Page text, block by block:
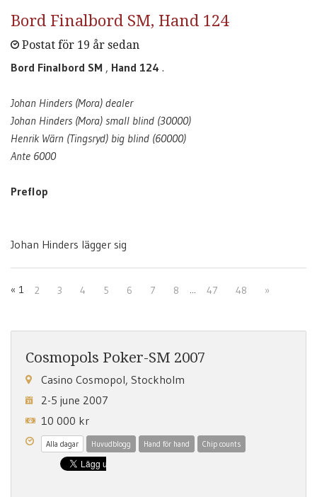
Bord Finalbord SM, Hand 124
Postat för 19 år sedan
Bord Finalbord SM , Hand 124 .
Johan Hinders (Mora) dealer
Johan Hinders (Mora) small blind (30000)
Henrik Wärn (Tingsryd) big blind (60000)
Ante 6000
Preflop
Johan Hinders lägger sig
« 1 2 3 4 5 6 7 8 ... 47 48 »
Cosmopols Poker-SM 2007
Casino Cosmopol, Stockholm
2-5 june 2007
10 000 kr
Alla dagar Huvudblogg Hand för hand Chip counts